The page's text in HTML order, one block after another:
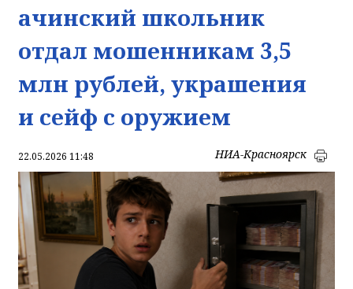
ачинский школьник
отдал мошенникам 3,5
млн рублей, украшения
и сейф с оружием
22.05.2026 11:48 НИА-Красноярск